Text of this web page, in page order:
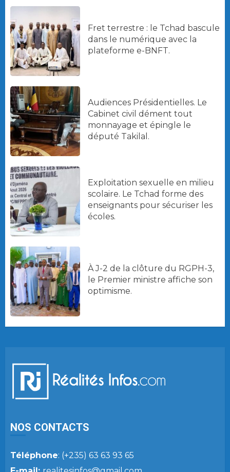
Fret terrestre : le Tchad bascule
dans le numérique avec la
plateforme e-BNFT.
Audiences Présidentielles. Le
Cabinet civil dément tout
monnayage et épingle le
député Takilal.
Exploitation sexuelle en milieu
scolaire. Le Tchad forme des
enseignants pour sécuriser les
écoles.
À J-2 de la clôture du RGPH-3,
le Premier ministre affiche son
optimisme.
NOS CONTACTS
Téléphone: (+235) 63 63 93 65